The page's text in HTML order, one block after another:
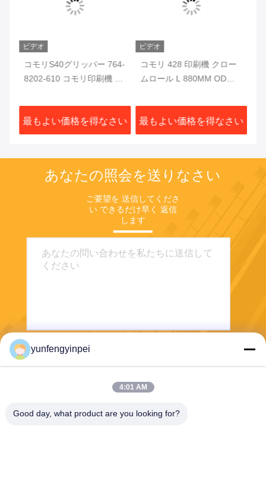
ビデオ
コモリS40グリッパー 764-
8202-610 コモリ印刷機 部
最もよい価格を得なさい
ビデオ
コモリ 428 印刷機 クロー
ムロール L 880MM OD
印刷機用 部品
最もよい価格を得なさい
あなたの照会を送りなさい
ご要望を 送信してくださ
い できるだけ早く 返信
します
yunfengyinpei
4:01 AM
Good day, what product are you looking for?